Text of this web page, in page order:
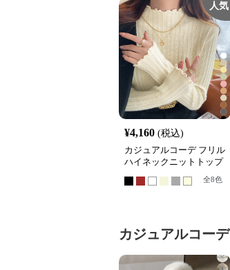
人気
¥4,160 (税込)
カジュアルコーデ フリル
ハイネックニットトップ
全8色
カジュアルコーデ